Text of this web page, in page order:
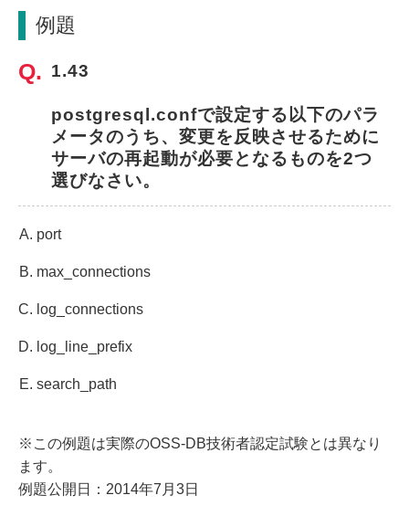
例題
1.43
postgresql.confで設定する以下のパラ
メータのうち、変更を反映させるために
サーバの再起動が必要となるものを2つ
選びなさい。
port
max_connections
log_connections
log_line_prefix
search_path
※この例題は実際のOSS-DB技術者認定試験とは異なり
ます。
例題公開日：2014年7月3日